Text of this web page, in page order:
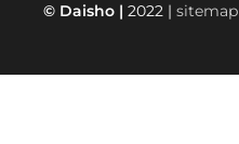
© Daisho | 2022 |sitemap